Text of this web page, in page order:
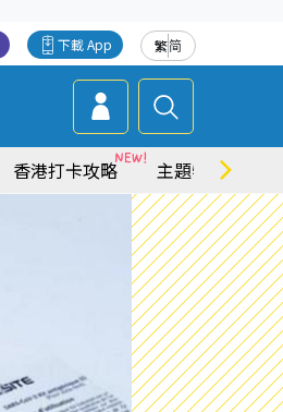
繁简
下載 App
香港打卡攻略 主題特集